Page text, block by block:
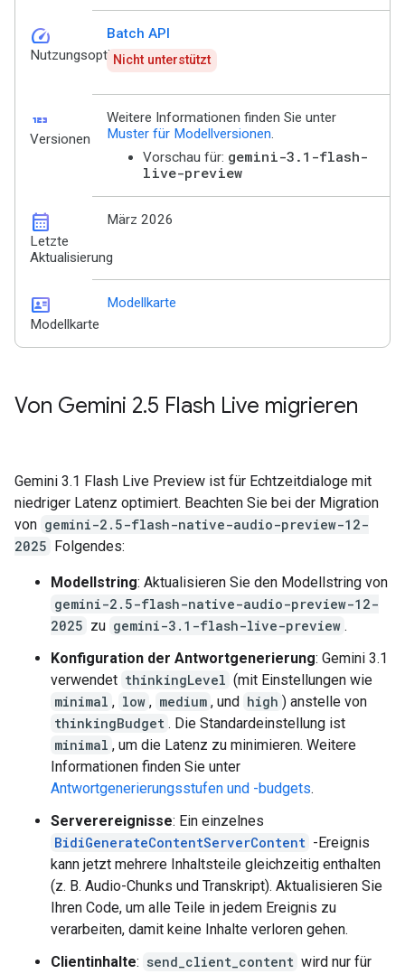
speed
Nutzungsoptionen
Batch API
Nicht unterstützt
123
Versionen
Weitere Informationen finden Sie unter
Muster für Modellversionen.
Vorschau für: gemini-3.1-flash-
live-preview
calendar_month
Letzte
Aktualisierung
März 2026
id_card
Modellkarte
Modellkarte
Von Gemini 2.5 Flash Live migrieren
Gemini 3.1 Flash Live Preview ist für Echtzeitdialoge mit
niedriger Latenz optimiert. Beachten Sie bei der Migration
von gemini-2.5-flash-native-audio-preview-12-
2025 Folgendes:
Modellstring: Aktualisieren Sie den Modellstring von
gemini-2.5-flash-native-audio-preview-12-
2025 zu gemini-3.1-flash-live-preview .
Konfiguration der Antwortgenerierung: Gemini 3.1
verwendet thinkingLevel (mit Einstellungen wie
minimal , low , medium , und high ) anstelle von
thinkingBudget . Die Standardeinstellung ist
minimal , um die Latenz zu minimieren. Weitere
Informationen finden Sie unter
Antwortgenerierungsstufen und -budgets.
Serverereignisse: Ein einzelnes
BidiGenerateContentServerContent -Ereignis
kann jetzt mehrere Inhaltsteile gleichzeitig enthalten
(z. B. Audio-Chunks und Transkript). Aktualisieren Sie
Ihren Code, um alle Teile in jedem Ereignis zu
verarbeiten, damit keine Inhalte verloren gehen.
Clientinhalte: send_client_content wird nur für